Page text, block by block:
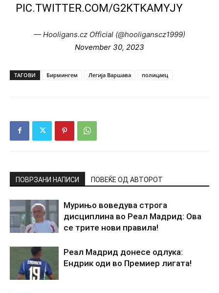
PIC.TWITTER.COM/G2KTKAMYJY
— Hooligans.cz Official (@hooliganscz1999)
November 30, 2023
ТАГОВИ Бирмингем Легија Варшава полицаец
ПОВРЗАНИ НАПИСИ ПОВЕЌЕ ОД АВТОРОТ
Мурињо воведува строга
дисциплина во Реал Мадрид: Ова
се трите нови правила!
Реал Мадрид донесе одлука:
Ендрик оди во Премиер лигата!